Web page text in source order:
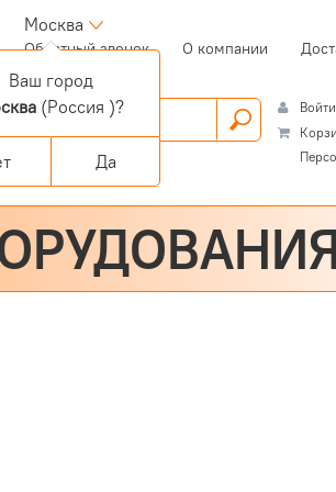
Москва
Обратный звонок(current)О компании
Войти
Ваш город
(Россия )?
Да